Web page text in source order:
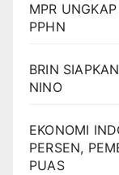
MPR
PPHN
BRIN
NINO
EKONOMI
PERSEN,
PUAS